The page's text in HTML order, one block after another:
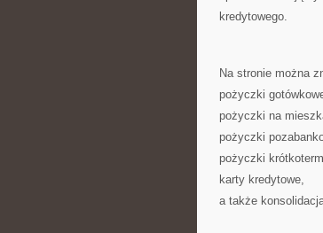
kredytowego.
Na stronie można
pożyczki
pożyczki na
pożyczki
pożyczki
karty kredytowe,
a także